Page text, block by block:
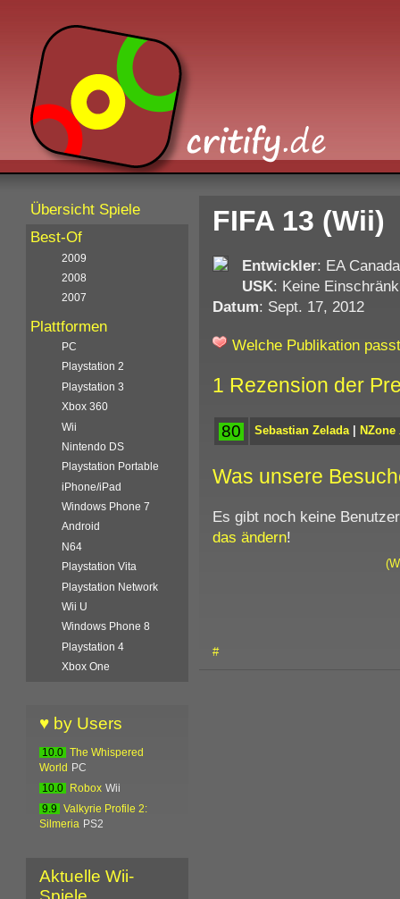
FIFA 13 (Wii)
Entwickler: EA Canada
USK: Keine
Datum: Sept. 17, 2012
Welche Publikation
1 Rezension der
80 Sebastian Zelada| NZone
Was unsere
Es gibt noch keine
das ändern!
#
Übersicht Spiele
Best-Of
2009
2008
2007
Plattformen
PC
Playstation 2
Playstation 3
Xbox 360
Wii
Nintendo DS
Playstation Portable
iPhone/iPad
Windows Phone 7
Android
N64
Playstation Vita
Playstation Network
Wii U
Windows Phone 8
Playstation 4
Xbox One
♥ by Users
10.0
The Whispered
World
PC
10.0
Robox Wii
9.9
Valkyrie Profile 2:
Silmeria PS2
Aktuelle Wii-